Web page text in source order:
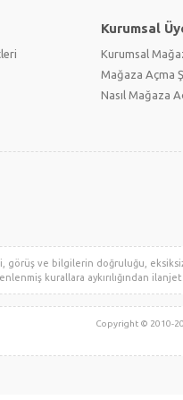
Kurumsal
Kurumsal
Mağaza Açma
Nasıl Mağaza
ve bilgilerin doğruluğu,
kurallara aykırılığından
Copyright © 2010-
Kuruluşudur.
(*)